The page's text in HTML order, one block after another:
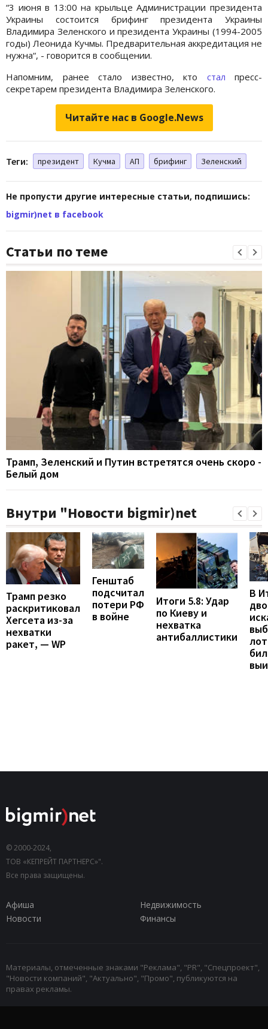
“3 июня в 13:00 на крыльце Администрации президента
Украины состоится брифинг президента Украины
Владимира Зеленского и президента Украины (1994-2005
годы) Леонида Кучмы. Предварительная аккредитация не
нужна“, - говорится в сообщении.
Напомним, ранее стало известно, кто стал пресс-
секретарем президента Владимира Зеленского.
Читайте нас в Google.News
Теги: президент Кучма АП брифинг Зеленский
Не пропусти другие интересные статьи, подпишись:
bigmir)net в facebook
Статьи по теме
Трамп, Зеленский и Путин встретятся очень скоро -
Белый дом
Внутри "Новости bigmir)net
Трамп резко
раскритиковал
Хегсета из-за
нехватки
ракет, — WP
Генштаб
подсчитал
потери РФ
в войне
Итоги 5.8: Удар
по Киеву и
нехватка
антибаллистики
В
© 2000-2024,
ТОВ «КЕПРЕЙТ ПАРТНЕРС»".
Все права защищены.
Афиша
Недвижимость
Новости
Финансы
Материалы, отмеченные знаками "Реклама", "PR", "Спецпроект",
"Новости компаний", "Актуально", "Промо", публикуются на
правах рекламы.